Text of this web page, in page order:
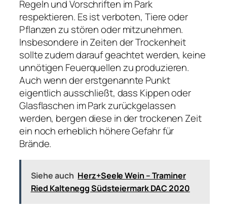
Regeln und Vorschriften im Park
respektieren. Es ist verboten, Tiere oder
Pflanzen zu stören oder mitzunehmen.
Insbesondere in Zeiten der Trockenheit
sollte zudem darauf geachtet werden, keine
unnötigen Feuerquellen zu produzieren.
Auch wenn der erstgenannte Punkt
eigentlich ausschließt, dass Kippen oder
Glasflaschen im Park zurückgelassen
werden, bergen diese in der trockenen Zeit
ein noch erheblich höhere Gefahr für
Brände.
Siehe auch Herz+Seele Wein – Traminer
Ried Kaltenegg Südsteiermark DAC 2020